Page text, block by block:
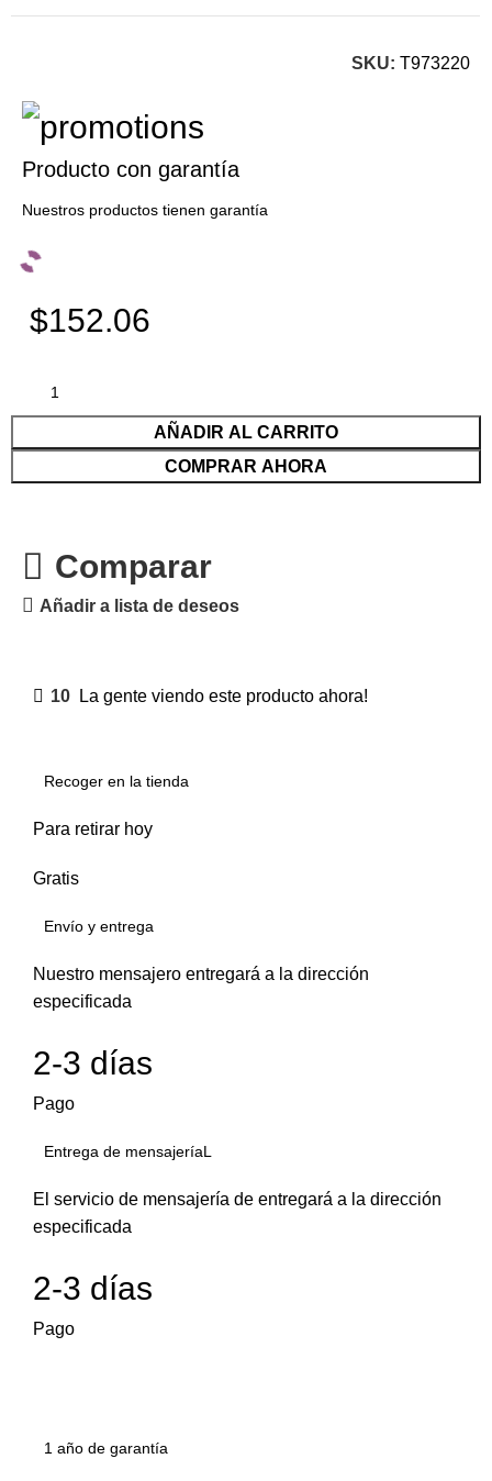
SKU: T973220
Producto con garantía
Nuestros productos tienen garantía
$152.06
AÑADIR AL CARRITO
COMPRAR AHORA
Comparar
Añadir a lista de deseos
10 La gente viendo este producto ahora!
Recoger en la tienda
Para retirar hoy
Gratis
Envío y entrega
Nuestro mensajero entregará a la dirección
especificada
2-3 días
Pago
Entrega de mensajeríaL
El servicio de mensajería de entregará a la dirección
especificada
2-3 días
Pago
1 año de garantía